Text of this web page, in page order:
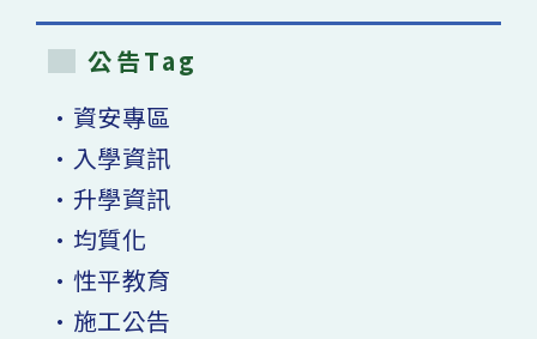
公告Tag
•資安專區
•入學資訊
•升學資訊
•均質化
•性平教育
•施工公告